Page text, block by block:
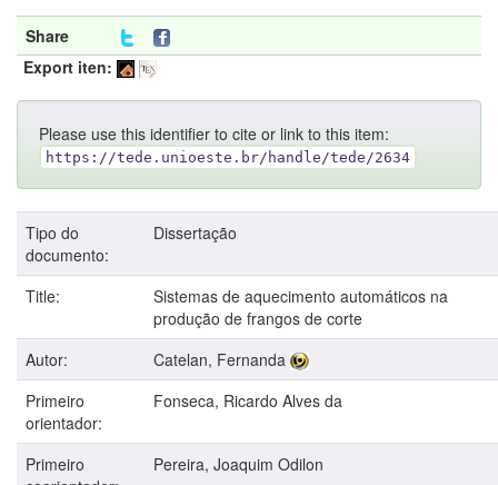
Share
Export iten:
Please use this identifier to cite or link to this item:
https://tede.unioeste.br/handle/tede/2634
Tipo do
documento:
Dissertação
Title:
Sistemas de aquecimento automáticos na
produção de frangos de corte
Autor:
Catelan, Fernanda
Primeiro
orientador:
Fonseca, Ricardo Alves da
Primeiro
Pereira, Joaquim Odilon